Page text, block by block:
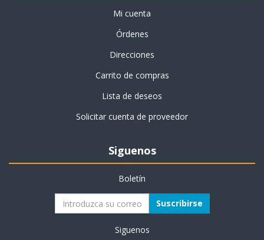
Mi cuenta
Órdenes
Direcciones
Carrito de compras
Lista de deseos
Solicitar cuenta de proveedor
Siguenos
Boletín
Suscribirse
Siguenos